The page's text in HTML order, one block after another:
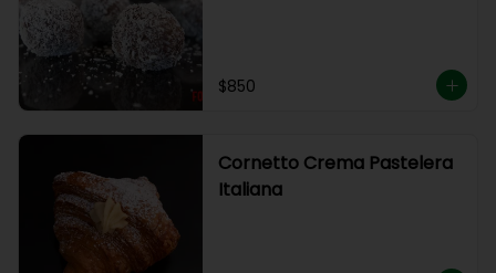
$850
Cornetto Crema Pastelera
Italiana